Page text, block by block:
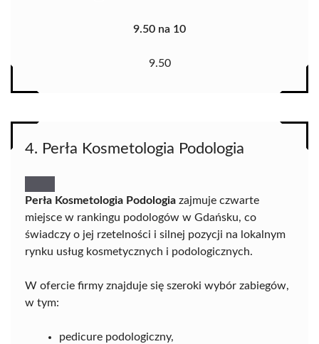
9.50 na 10
9.50
4. Perła Kosmetologia Podologia
Perła Kosmetologia Podologia zajmuje czwarte
miejsce w rankingu podologów w Gdańsku, co
świadczy o jej rzetelności i silnej pozycji na lokalnym
rynku usług kosmetycznych i podologicznych.
W ofercie firmy znajduje się szeroki wybór zabiegów,
w tym:
pedicure podologiczny,